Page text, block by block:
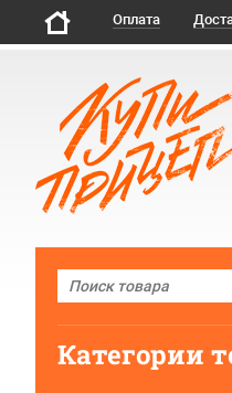
Оплата
Категории